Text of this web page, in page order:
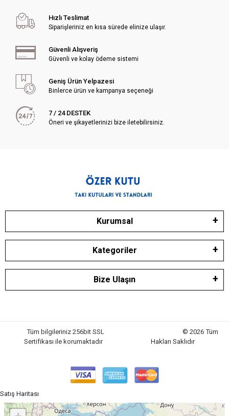
Hızlı Teslimat
Siparişleriniz en kısa sürede elinize ulaşır.
Güvenli Alışveriş
Güvenli ve kolay ödeme sistemi
Geniş Ürün Yelpazesi
Binlerce ürün ve kampanya seçeneği
7 / 24 DESTEK
Öneri ve şikayetlerinizi bize iletebilirsiniz.
Kurumsal
Kategoriler
Bize Ulaşın
Tüm bilgileriniz 256bit SSL
Sertifikası ile korumaktadır
© 2026 Tüm
Hakları Saklıdır
Satış Haritası